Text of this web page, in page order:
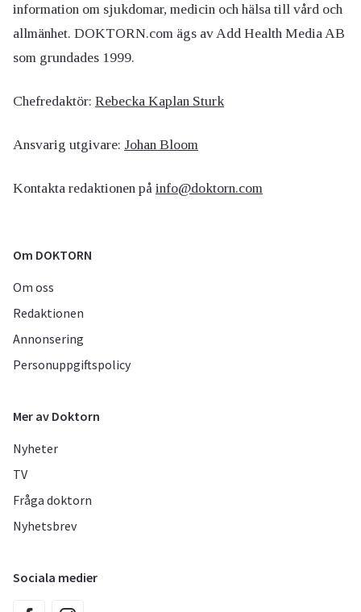
information om sjukdomar, medicin och hälsa till vård och
allmänhet. DOKTORN.com ägs av Add Health Media AB
som grundades 1999.
Chefredaktör: Rebecka Kaplan Sturk
Ansvarig utgivare: Johan Bloom
Kontakta redaktionen på info@doktorn.com
Om DOKTORN
Om oss
Redaktionen
Annonsering
Personuppgiftspolicy
Mer av Doktorn
Nyheter
TV
Fråga doktorn
Nyhetsbrev
Sociala medier